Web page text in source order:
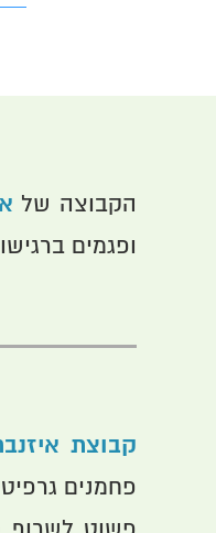
הקבוצה של
ופגמים
קבוצת
פחמנים